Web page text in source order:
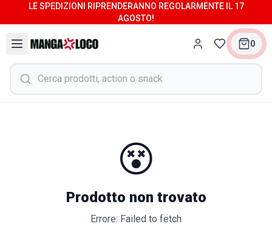
LE SPEDIZIONI RIPRENDERANNO REGOLARMENTE IL 17
AGOSTO!
0
😵
Prodotto non trovato
Errore: Failed to fetch